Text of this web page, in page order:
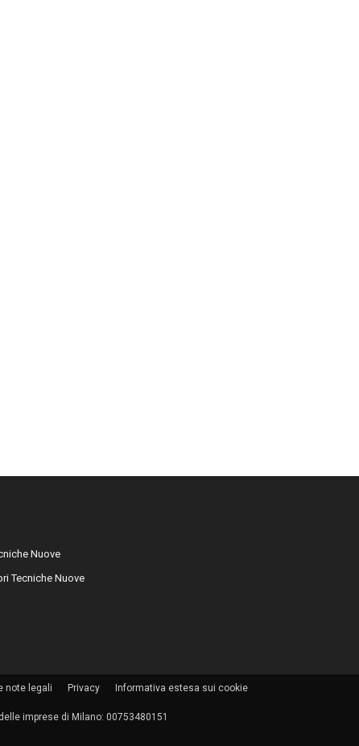
Nuove
Tecniche Nuove
note legali Privacy Informativa estesa sui cookie
imprese di Milano: 00753480151